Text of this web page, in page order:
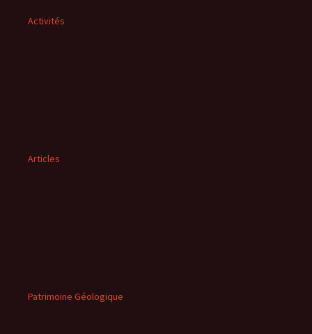
Activités
Articles
Patrimoine Géologique